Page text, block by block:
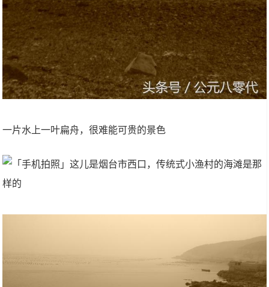
一片水上一叶扁舟，很难能可贵的景色